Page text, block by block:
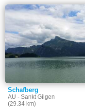
Schafberg
AU - Sankt Gilgen
(29.34 km)